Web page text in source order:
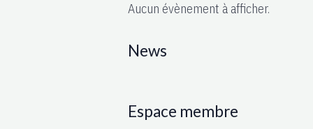
Aucun évènement à afficher.
News
Espace membre